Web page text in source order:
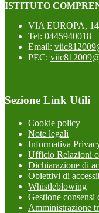
ISTITUTO
VIA EUROPA,
Tel: 0445940018
Email:
PEC:
Sezione Link Utili
Cookie policy
Note legali
Informativa
Ufficio Relazioni
Dichiarazione di
Obiettivi di
Whistleblowing
Gestione consensi
Amministrazione